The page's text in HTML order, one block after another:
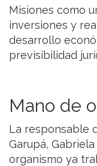
Misiones como
inversiones y
desarrollo
previsibilidad
Mano de
La responsable
Garupá,
organismo ya